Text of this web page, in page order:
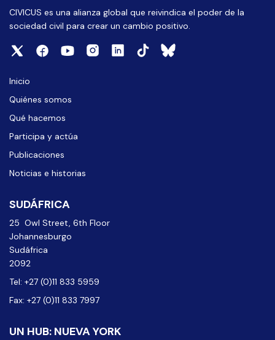
CIVICUS es una alianza global que reivindica el poder de la
sociedad civil para crear un cambio positivo.
Inicio
Quiénes somos
Qué hacemos
Participa y actúa
Publicaciones
Noticias e historias
SUDÁFRICA
25 Owl Street, 6th Floor
Johannesburgo
Sudáfrica
2092
Tel: +27 (0)11 833 5959
Fax: +27 (0)11 833 7997
UN HUB: NUEVA YORK